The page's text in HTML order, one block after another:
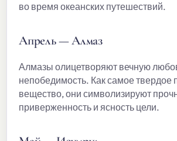
во время океанских путешествий.
Апрель — Алмаз
Алмазы олицетворяют вечную
непобедимость. Как самое твердое
вещество, они символизируют
приверженность и ясность цели.